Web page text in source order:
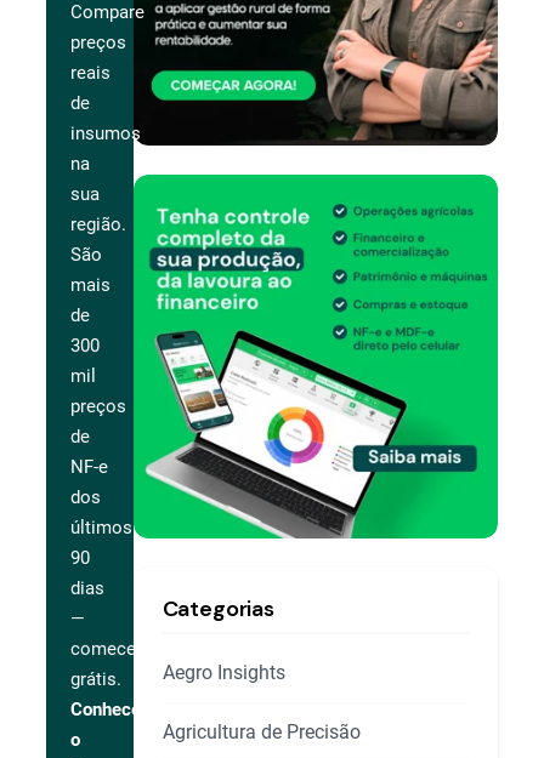
Compare
preços
reais
de
insumos
na
sua
região.
São
mais
de
300
mil
preços
de
NF-e
dos
últimos
90
dias
—
comece
grátis.
Conhecer
o
Categorias
Aegro Insights
Agricultura de Precisão